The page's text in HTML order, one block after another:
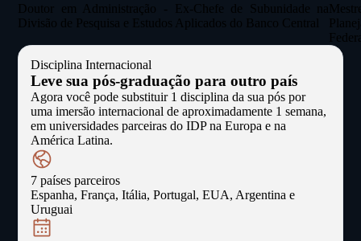
Doutor em Administração - Ex-Chefe de Subunidade na
Divisão de Pesquisa e Estudos Aplicados do Banco Central
Disciplina Internacional
Leve sua pós-graduação para outro país
Agora você pode substituir 1 disciplina da sua pós por
uma imersão internacional de aproximadamente 1 semana,
em universidades parceiras do IDP na Europa e na
América Latina.
7 países parceiros
Espanha, França, Itália, Portugal, EUA, Argentina e
Uruguai